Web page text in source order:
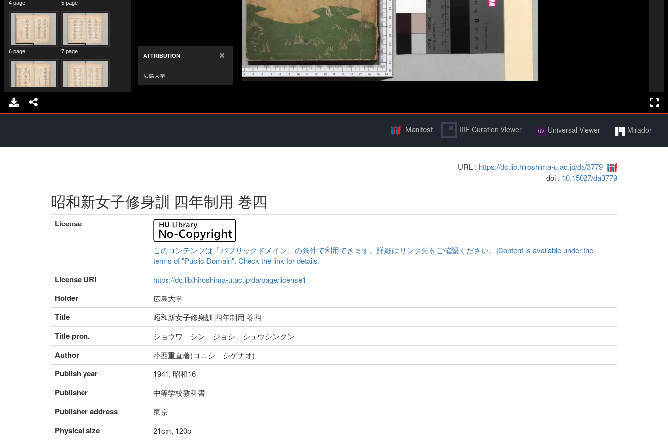
Manifest IIIF Curation Viewer Universal Viewer Mirador
URL : https://dc.lib.hiroshima-u.ac.jp/da/3779
doi : 10.15027/da3779
昭和新女子修身訓 四年制用 巻四
License
このコンテンツは「パブリックドメイン」の条件で利用できます。詳細はリンク先をご確認ください。|Content is available under the
terms of "Public Domain". Check the link for details.
License URI https://dc.lib.hiroshima-u.ac.jp/da/page/license1
Holder 広島大学
Title 昭和新女子修身訓 四年制用 巻四
Title pron. ショウワ シン ジョシ シュウシンクン
Author 小西重直著(コニシ シゲナオ)
Publish year 1941, 昭和16
Publisher 中等学校教科書
Publisher address 東京
Physical size 21cm, 120p